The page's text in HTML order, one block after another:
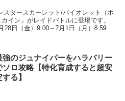
スタースカーレット/バイオレット（ポ
イン」がレイドバトルに登場です。
28日（金）9:00～7月1日（月）8:59、
強のジュナイパーをハラバリー
ソロ攻略【特化育成すると超安
する】